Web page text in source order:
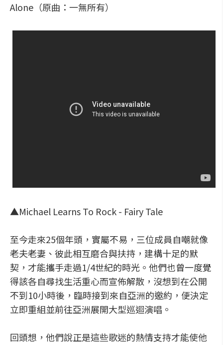
Alone（原曲：一無所有）
▲Michael Learns To Rock - Fairy Tale
至今走來25個年頭，實屬不易，三位成員自嘲就像
老夫老妻、彼此相互磨合與扶持，建構十足的默
契，才能攜手走過1/4世紀的時光。他們也曾一度覺
得該各自尋找生活重心而宣佈解散，沒想到在公開
不到10小時後，臨時接到來自亞洲的邀約，便決定
立即重組並前往亞洲展開大型巡迴演唱。
回頭想，他們說正是這些歌迷的熱情支持才能使他